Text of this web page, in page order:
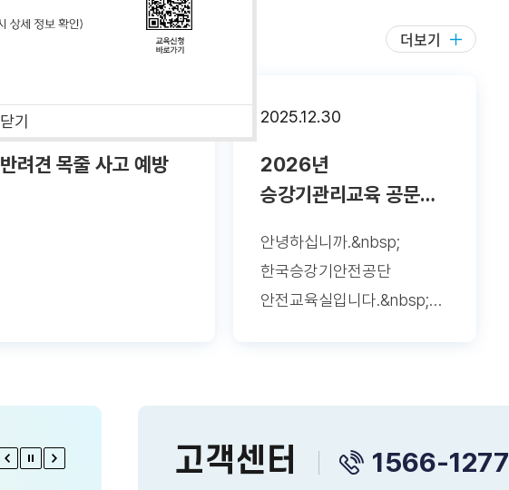
닫기
2026.05.07
반려견 목줄 사고 예방
2025.12.30
2026년
승강기관리교육 공문
안녕하십니까.&nbsp;
한국승강기안전공단
안전교육실입니다.&nbsp;20
더보기
고객센터 1566-1277